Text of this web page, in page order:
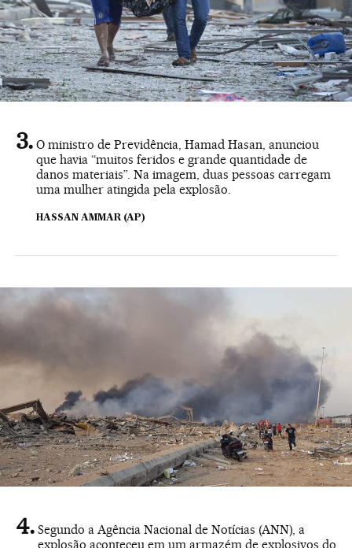
O ministro de Previdência, Hamad Hasan, anunciou
que havia “muitos feridos e grande quantidade de
danos materiais”. Na imagem, duas pessoas carregam
uma mulher atingida pela explosão.
HASSAN AMMAR (AP)
Segundo a Agência Nacional de Notícias (ANN), a
explosão aconteceu em um armazém de explosivos do